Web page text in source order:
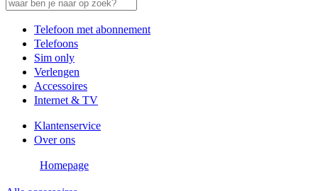
Telefoon met abonnement
Telefoons
Sim only
Verlengen
Accessoires
Internet & TV
Klantenservice
Over ons
Homepage